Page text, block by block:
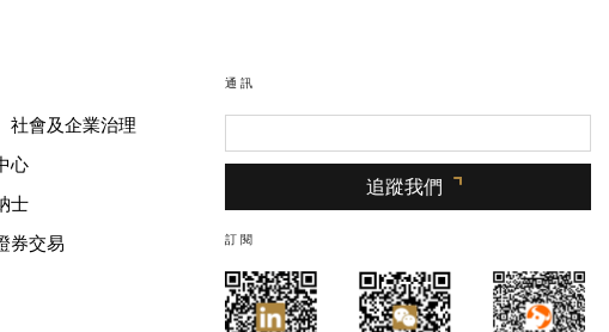
社會及企業治理
心
士
券交易
通訊
追蹤我們
訂閱